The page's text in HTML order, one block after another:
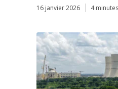
16 janvier 2026 4 minutes